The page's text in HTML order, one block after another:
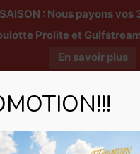
: Nous payons
Prolite et
En savoir plus
Mélanie Godin at 11/07/